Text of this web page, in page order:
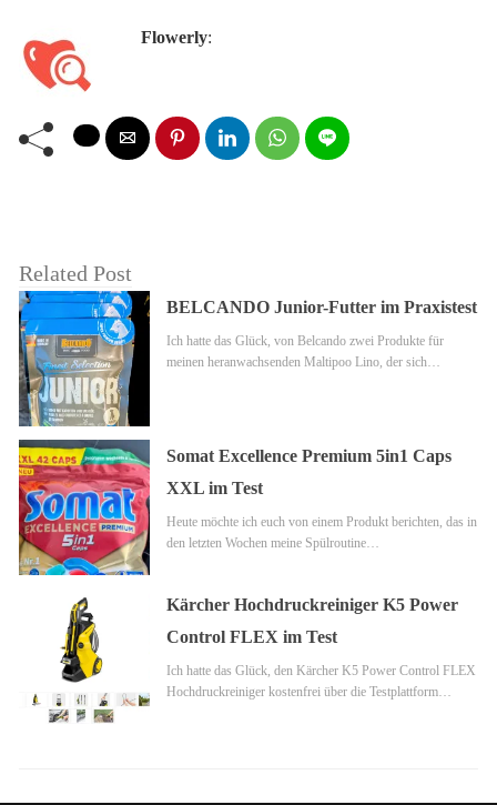
Flowerly:
Related Post
BELCANDO Junior-Futter im Praxistest
Ich hatte das Glück, von Belcando zwei Produkte für
meinen heranwachsenden Maltipoo Lino, der sich…
Somat Excellence Premium 5in1 Caps
XXL im Test
Heute möchte ich euch von einem Produkt berichten, das in
den letzten Wochen meine Spülroutine…
Kärcher Hochdruckreiniger K5 Power
Control FLEX im Test
Ich hatte das Glück, den Kärcher K5 Power Control FLEX
Hochdruckreiniger kostenfrei über die Testplattform…